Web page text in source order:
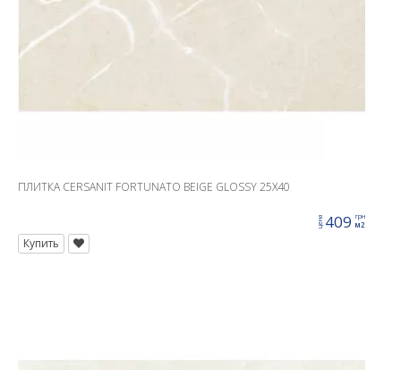
ПЛИТКА CERSANIT FORTUNATO BEIGE GLOSSY 25X40
цена409 грн
м2
Купить